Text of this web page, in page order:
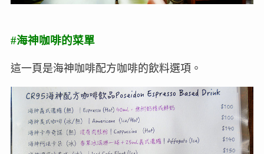
#海神咖啡的菜單
這一頁是海神咖啡配方咖啡的飲料選項。